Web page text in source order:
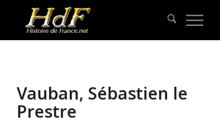
Vauban, Sébastien le
Prestre